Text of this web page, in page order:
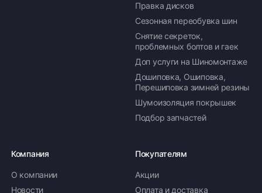
Правка дисков
Сезонная переобувка шин
Снятие секреток,
проблемных болтов и гаек
Доп услуги на Шиномонтаже
Дошиповка, Ошиповка,
Перешиповка зимней резины
Шумоизоляция покрышек
Подбор запчастей
Компания
О компании
Новости
Покупателям
Акции
Оплата и доставка